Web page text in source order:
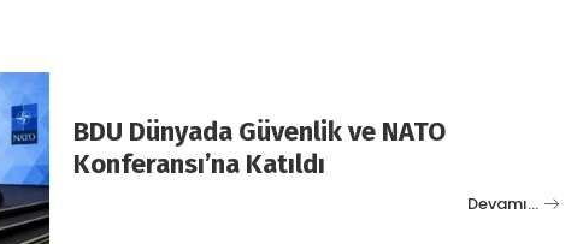
BDU Dünyada Güvenlik ve NATO
Konferansı’na Katıldı
Devamı…